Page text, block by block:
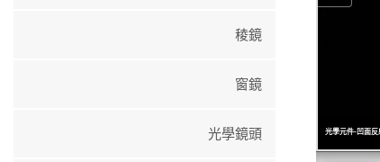
稜鏡
窗鏡
光學鏡頭 光學元件-凹面反